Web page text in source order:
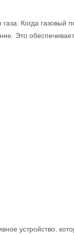
Когда газовый
Это
устройство,